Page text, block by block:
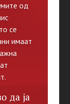
од
се
имаат
да ја